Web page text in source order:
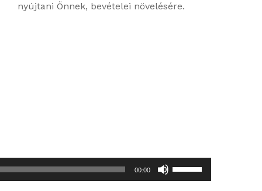
nyújtani Önnek, bevételei növelésére.
00:00